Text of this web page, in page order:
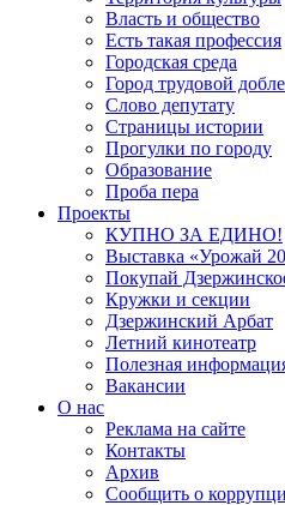
Власть и общество
Есть такая профессия
Городская среда
Город трудовой
Слово депутату
Страницы истории
Прогулки по городу
Образование
Проба пера
Проекты
КУПНО ЗА ЕДИНО!
Выставка «Урожай
Покупай
Кружки и секции
Дзержинский Арбат
Летний кинотеатр
Полезная
Вакансии
О нас
Реклама на сайте
Контакты
Архив
Сообщить о